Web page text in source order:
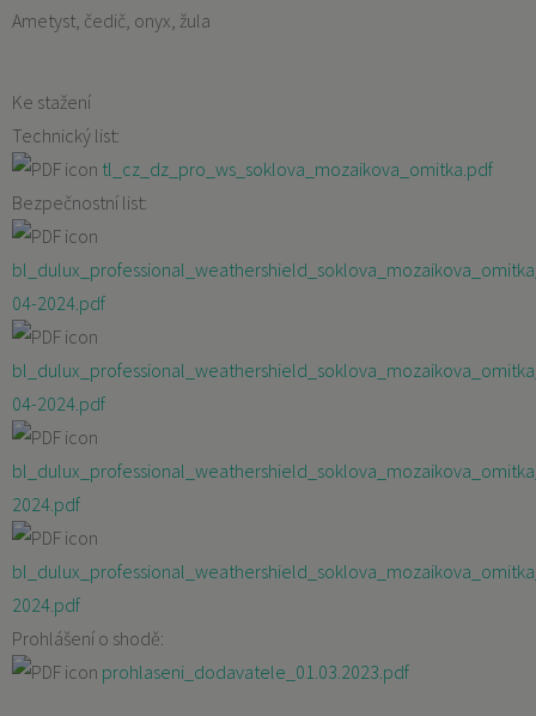
Ametyst, čedič, onyx, žula
Ke stažení
Technický list:
tl_cz_dz_pro_ws_soklova_mozaikova_omitka.pdf
Bezpečnostní list:
04-2024.pdf
04-2024.pdf
2024.pdf
2024.pdf
Prohlášení o shodě:
prohlaseni_dodavatele_01.03.2023.pdf